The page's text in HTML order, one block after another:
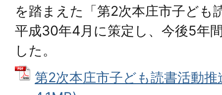
を踏まえた「第2次本庄市子ども
平成30年4月に策定し、今後5年
した。
第2次本庄市子ども読書活動